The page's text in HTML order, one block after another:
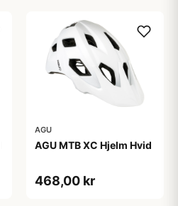
AGU
AGU MTB XC Hjelm Hvid
468,00 kr